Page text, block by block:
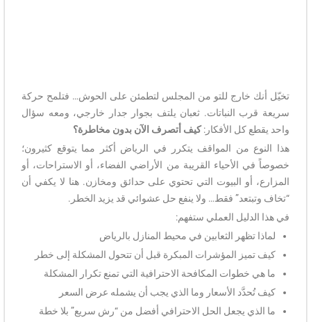
تخيّل أنك خارج للتو من المجلس لتطمئن على الحوش… فتلمح حركة
سريعة قرب النباتات. ثعبان يلتف بجوار جدار خارجي، ومعه سؤال
واحد يقطع كل الأفكار:كيف أتصرف الآن بدون مخاطرة؟
هذا النوع من المواقف يتكرر في الرياض أكثر مما يتوقع كثيرون؛
خصوصاً في الأحياء القريبة من الأراضي الفضاء، أو الاستراحات، أو
المزارع، أو البيوت التي تحتوي على حدائق ومخازن. هنا لا يكفي أن
“تخاف وتبتعد” فقط… ولا ينفع حل عشوائي قد يزيد الخطر.
في هذا الدليل العملي ستفهم:
لماذا تظهر الثعابين في محيط المنازل بالرياض
كيف تميز المؤشرات المبكرة قبل أن تتحول المشكلة إلى خطر
ما هي خطوات المكافحة الاحترافية التي تمنع تكرار المشكلة
كيف تُحدَّد الأسعار وما الذي يجب أن يشمله عرض السعر
ما الذي يجعل الحل الاحترافي أفضل من “رش سريع” بلا خطة